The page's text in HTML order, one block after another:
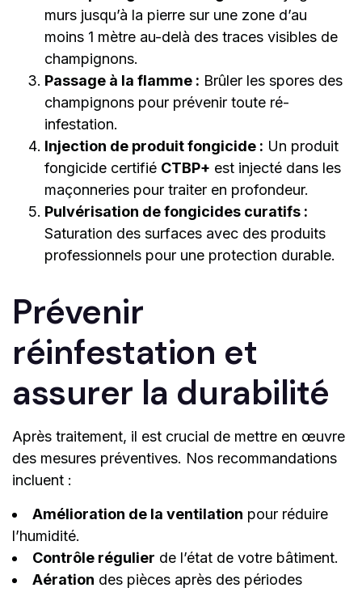
murs jusqu’à la pierre sur une zone d’au
moins 1 mètre au-delà des traces visibles de
champignons.
Passage à la flamme : Brûler les spores des
champignons pour prévenir toute ré-
infestation.
Injection de produit fongicide : Un produit
fongicide certifié CTBP+ est injecté dans les
maçonneries pour traiter en profondeur.
Pulvérisation de fongicides curatifs :
Saturation des surfaces avec des produits
professionnels pour une protection durable.
Prévenir
réinfestation et
assurer la durabilité
Après traitement, il est crucial de mettre en œuvre
des mesures préventives. Nos recommandations
incluent :
Amélioration de la ventilation pour réduire
l’humidité.
Contrôle régulier de l’état de votre bâtiment.
Aération des pièces après des périodes